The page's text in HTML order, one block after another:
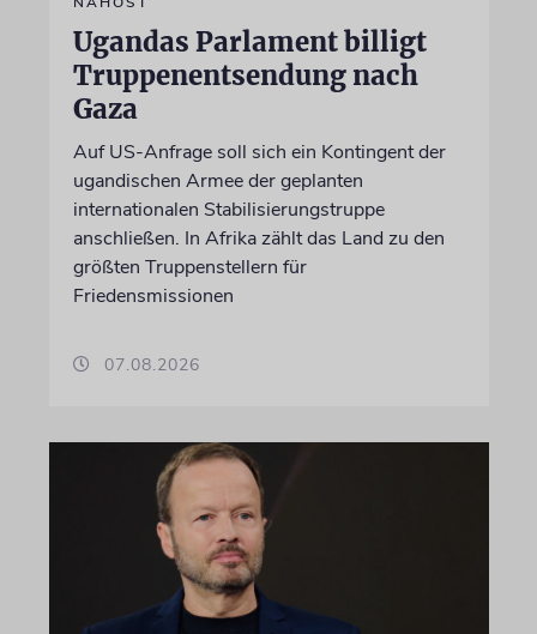
Ugandas Parlament billigt
Truppenentsendung nach
Gaza
Auf US-Anfrage soll sich ein Kontingent der
ugandischen Armee der geplanten
internationalen Stabilisierungstruppe
anschließen. In Afrika zählt das Land zu den
größten Truppenstellern für
Friedensmissionen
07.08.2026